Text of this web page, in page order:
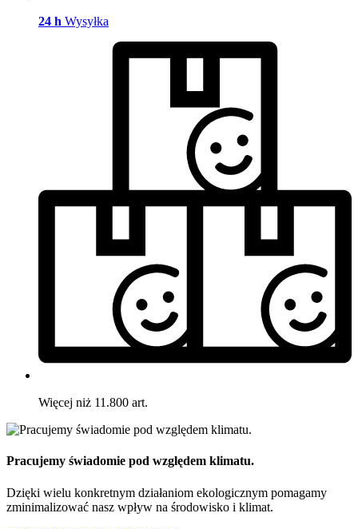
24 h Wysyłka
Więcej niż 11.800 art.
Pracujemy świadomie pod względem klimatu.
Dzięki wielu konkretnym działaniom ekologicznym pomagamy
zminimalizować nasz wpływ na środowisko i klimat.